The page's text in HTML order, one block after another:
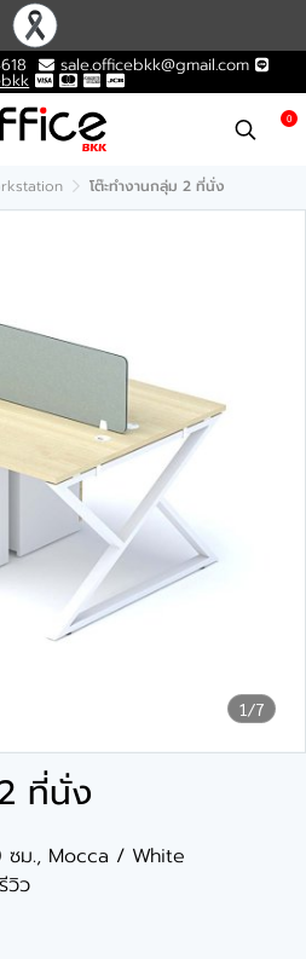
sale.officebkk@gmail.com
0
โต๊ะทำงานกลุ่ม 2 ที่นั่ง
1/7
ที่นั่ง
ซม., Mocca / White
วิว